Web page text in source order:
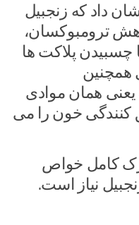
سال ۲۰۱۵ نشان داد که زنجبیل
ترومبوکسان،
پلاکت ها
همچنین
همان موادی
کنندگی خون را می
کامل خواص
نیاز است.